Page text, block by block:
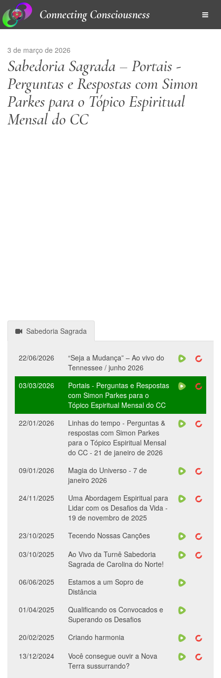
Connecting Consciousness
3 de março de 2026
Sabedoria Sagrada – Portais -
Perguntas e Respostas com Simon
Parkes para o Tópico Espiritual
Mensal do CC
Sabedoria Sagrada
22/06/2026
“Seja a Mudança” – Ao vivo do
Tennessee / junho 2026
03/03/2026
Portais - Perguntas e Respostas
com Simon Parkes para o
Tópico Espiritual Mensal do CC
22/01/2026
Linhas do tempo - Perguntas &
respostas com Simon Parkes
para o Tópico Espiritual Mensal
do CC - 21 de janeiro de 2026
09/01/2026
Magia do Universo - 7 de
janeiro 2026
24/11/2025
Uma Abordagem Espiritual para
Lidar com os Desafios da Vida -
19 de novembro de 2025
23/10/2025
Tecendo Nossas Canções
03/10/2025
Ao Vivo da Turnê Sabedoria
Sagrada de Carolina do Norte!
06/06/2025
Estamos a um Sopro de
Distância
01/04/2025
Qualificando os Convocados e
Superando os Desafios
20/02/2025
Criando harmonia
13/12/2024
Você consegue ouvir a Nova
Terra sussurrando?